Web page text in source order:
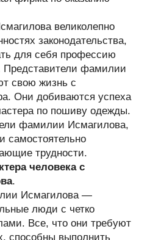
великолепно
законодательства,
для себя профессию
Представители фамилии
свою жизнь с
Они добиваются успеха
по пошиву одежды.
фамилии Исмагилова,
самостоятельно
трудности.
человека с
.
Исмагилова —
люди с четко
Все, что они требуют
способны выполнить